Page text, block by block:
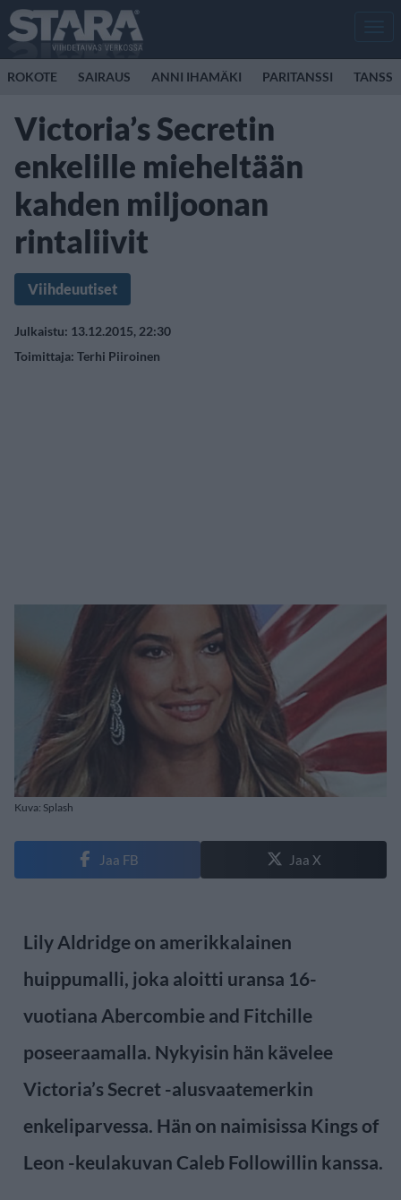
ROKOTE SAIRAUS ANNI IHAMÄKI PARITANSSI TANSSI
Victoria’s Secretin
enkelille mieheltään
kahden miljoonan
rintaliivit
Viihdeuutiset
Julkaistu: 13.12.2015, 22:30
Toimittaja: Terhi Piiroinen
Kuva: Splash
Jaa FB Jaa X
Lily Aldridge on amerikkalainen
huippumalli, joka aloitti uransa 16-
vuotiana Abercombie and Fitchille
poseeraamalla. Nykyisin hän kävelee
Victoria’s Secret -alusvaatemerkin
enkeliparvessa. Hän on naimisissa Kings of
Leon -keulakuvan Caleb Followillin kanssa.